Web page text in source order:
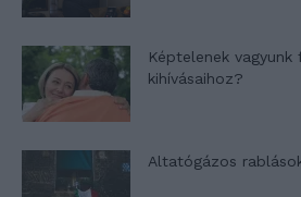
Képtelenek
kihívásaihoz?
Altatógázos